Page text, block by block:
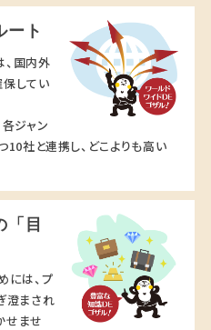
ート
国内外
してい
ジャン
社と連携し、どこよりも高い
「目
には、プ
澄まされ
せませ